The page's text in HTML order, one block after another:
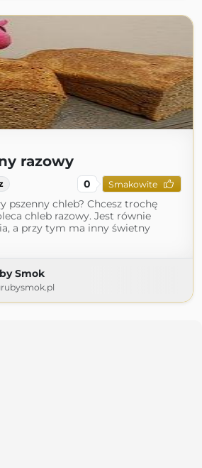
razowy
0 Smakowite
pszenny chleb? Chcesz trochę
chleb razowy. Jest równie
a przy tym ma inny świetny
Smok